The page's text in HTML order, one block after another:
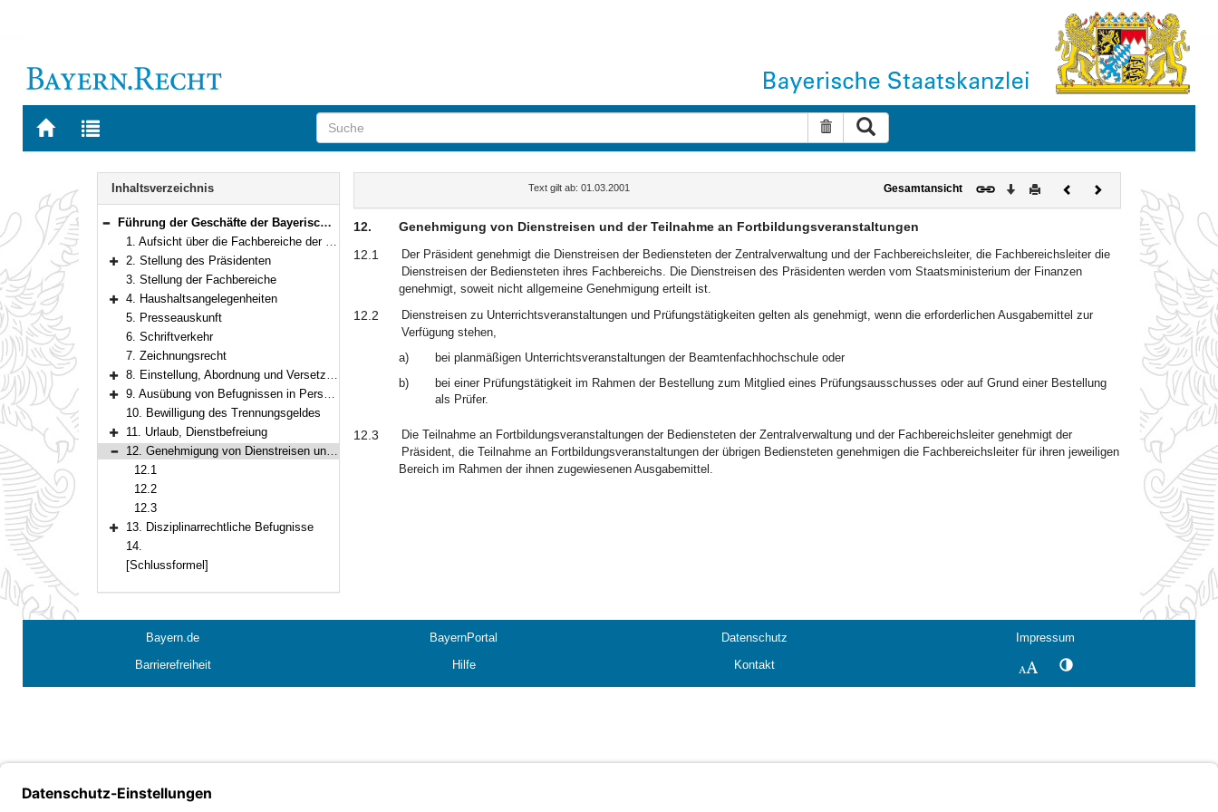
Zur
BAYERN.RECHT
Zur
letzten
Suche zurücksetzen
Navigation
Inhaltsverzeichnis
Bereich reduzieren
Führung der Geschäfte der Bayerischen Beamtenfachhochschule
1. Aufsicht über die Fachbereiche der Beamtenfachhochschule
Bereich erweitern
2. Stellung des Präsidenten
3. Stellung der Fachbereiche
Bereich erweitern
4. Haushaltsangelegenheiten
5. Presseauskunft
6. Schriftverkehr
7. Zeichnungsrecht
Bereich erweitern
8. Einstellung, Abordnung und Versetzung
Bereich erweitern
9. Ausübung von Befugnissen in Personalangelegenheiten
10. Bewilligung des Trennungsgeldes
Bereich erweitern
11. Urlaub, Dienstbefreiung
Bereich reduzieren
12. Genehmigung von Dienstreisen und der Teilnahme an Fortbildungsveranstaltungen
12.1
12.2
12.3
Bereich erweitern
13. Disziplinarrechtliche Befugnisse
14.
[Schlussformel]
Text gilt ab: 01.03.2001 Gesamtansicht Download
DruckenVorherigesNächstes
Dokument
12.
Genehmigung von Dienstreisen und der Teilnahme an Fortbildungsveranstaltungen
12.1
Der Präsident genehmigt die Dienstreisen der Bediensteten der Zentralverwaltung und der Fachbereichsleiter, die Fachbereichsleiter die
Dienstreisen der Bediensteten ihres Fachbereichs. Die Dienstreisen des Präsidenten werden vom Staatsministerium der Finanzen
genehmigt, soweit nicht allgemeine Genehmigung erteilt ist.
12.2
Dienstreisen zu Unterrichtsveranstaltungen und Prüfungstätigkeiten gelten als genehmigt, wenn die erforderlichen Ausgabemittel zur
Verfügung stehen,
a)
bei planmäßigen Unterrichtsveranstaltungen der Beamtenfachhochschule oder
b)
bei einer Prüfungstätigkeit im Rahmen der Bestellung zum Mitglied eines Prüfungsausschusses oder auf Grund einer Bestellung
als Prüfer.
12.3
Die Teilnahme an Fortbildungsveranstaltungen der Bediensteten der Zentralverwaltung und der Fachbereichsleiter genehmigt der
Präsident, die Teilnahme an Fortbildungsveranstaltungen der übrigen Bediensteten genehmigen die Fachbereichsleiter für ihren jeweiligen
Bereich im Rahmen der ihnen zugewiesenen Ausgabemittel.
Bayern.de BayernPortal Datenschutz
Impressum
Barrierefreiheit
Hilfe Kontakt SchriftgrößeKontrastwechsel